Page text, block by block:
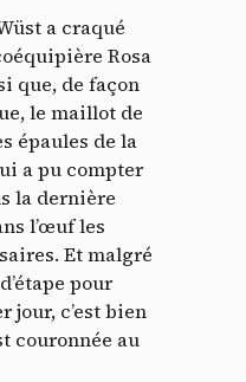
a craqué
Rosa
que, de façon
le maillot de
épaules de la
a pu compter
la dernière
l’œuf les
Et malgré
pour
jour, c’est bien
couronnée au